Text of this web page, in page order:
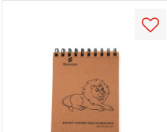
συνεργατών